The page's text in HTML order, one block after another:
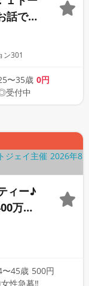
話でき
ン301
〜35歳 0円
受付中
ィー♪
万以
〜45歳 500円
性急募‼